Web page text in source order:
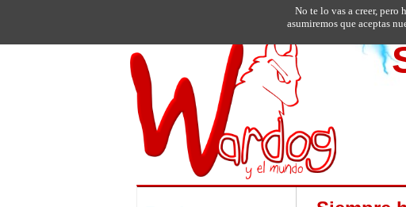
No te lo vas a creer, pero
asumiremos que aceptas